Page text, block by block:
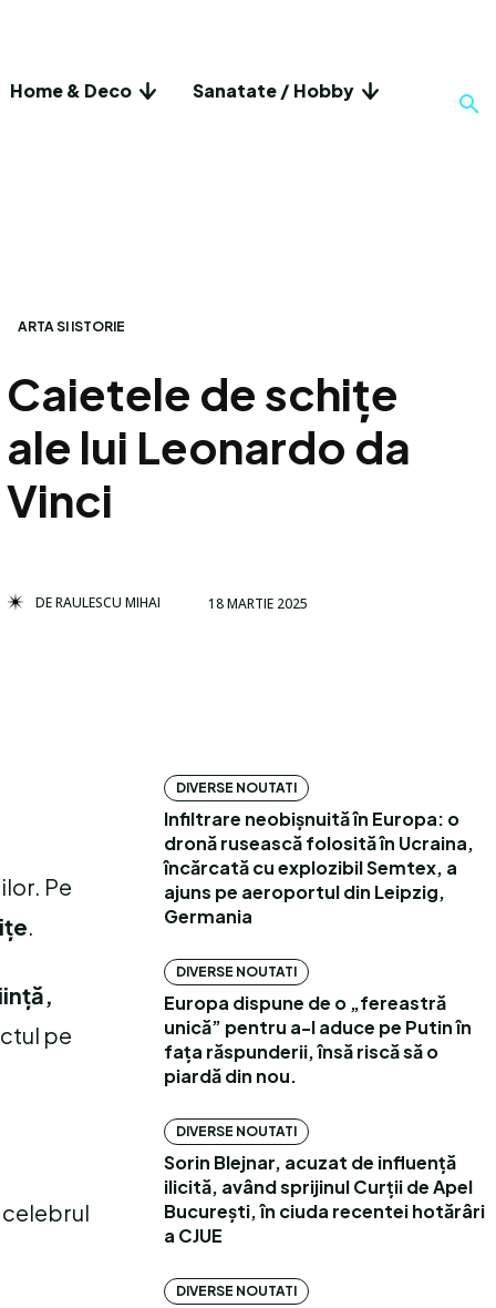
Home & Deco
Sanatate / Hobby
ARTA SI ISTORIE
Caietele de schițe
ale lui Leonardo da
Vinci
DERAULESCU MIHAI 18 MARTIE 2025
Pe
.
pe
celebrul
DIVERSE NOUTATI
Infiltrare neobișnuită în Europa: o
dronă rusească folosită în Ucraina,
încărcată cu explozibil Semtex, a
ajuns pe aeroportul din Leipzig,
Germania
DIVERSE NOUTATI
Europa dispune de o „fereastră
unică” pentru a-l aduce pe Putin în
fața răspunderii, însă riscă să o
piardă din nou.
DIVERSE NOUTATI
Sorin Blejnar, acuzat de influență
ilicită, având sprijinul Curții de Apel
București, în ciuda recentei hotărâri
a CJUE
DIVERSE NOUTATI